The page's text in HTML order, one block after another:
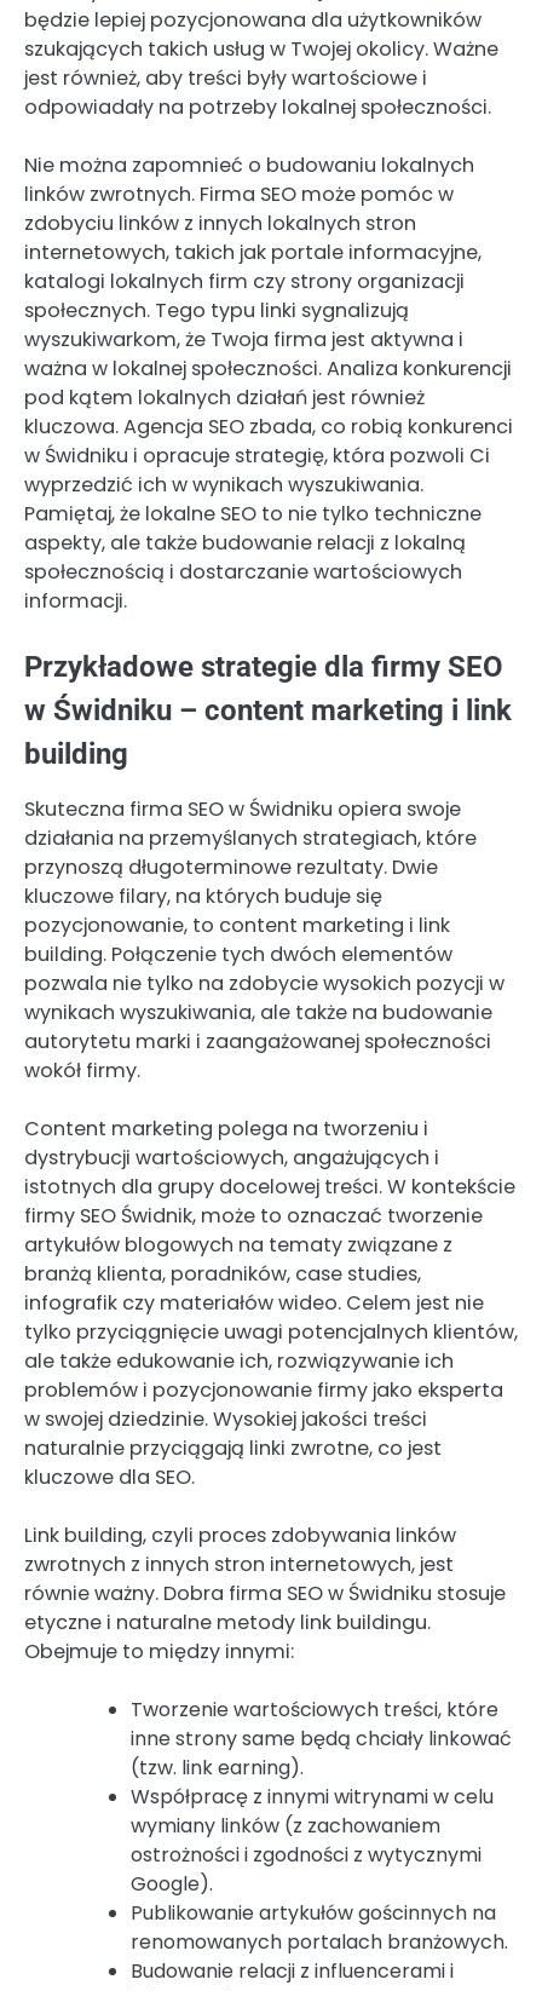
będzie lepiej pozycjonowana dla użytkowników
szukających takich usług w Twojej okolicy. Ważne
jest również, aby treści były wartościowe i
odpowiadały na potrzeby lokalnej społeczności.
Nie można zapomnieć o budowaniu lokalnych
linków zwrotnych. Firma SEO może pomóc w
zdobyciu linków z innych lokalnych stron
internetowych, takich jak portale informacyjne,
katalogi lokalnych firm czy strony organizacji
społecznych. Tego typu linki sygnalizują
wyszukiwarkom, że Twoja firma jest aktywna i
ważna w lokalnej społeczności. Analiza konkurencji
pod kątem lokalnych działań jest również
kluczowa. Agencja SEO zbada, co robią konkurenci
w Świdniku i opracuje strategię, która pozwoli Ci
wyprzedzić ich w wynikach wyszukiwania.
Pamiętaj, że lokalne SEO to nie tylko techniczne
aspekty, ale także budowanie relacji z lokalną
społecznością i dostarczanie wartościowych
informacji.
Przykładowe strategie dla firmy SEO
w Świdniku – content marketing i link
building
Skuteczna firma SEO w Świdniku opiera swoje
działania na przemyślanych strategiach, które
przynoszą długoterminowe rezultaty. Dwie
kluczowe filary, na których buduje się
pozycjonowanie, to content marketing i link
building. Połączenie tych dwóch elementów
pozwala nie tylko na zdobycie wysokich pozycji w
wynikach wyszukiwania, ale także na budowanie
autorytetu marki i zaangażowanej społeczności
wokół firmy.
Content marketing polega na tworzeniu i
dystrybucji wartościowych, angażujących i
istotnych dla grupy docelowej treści. W kontekście
firmy SEO Świdnik, może to oznaczać tworzenie
artykułów blogowych na tematy związane z
branżą klienta, poradników, case studies,
infografik czy materiałów wideo. Celem jest nie
tylko przyciągnięcie uwagi potencjalnych klientów,
ale także edukowanie ich, rozwiązywanie ich
problemów i pozycjonowanie firmy jako eksperta
w swojej dziedzinie. Wysokiej jakości treści
naturalnie przyciągają linki zwrotne, co jest
kluczowe dla SEO.
Link building, czyli proces zdobywania linków
zwrotnych z innych stron internetowych, jest
równie ważny. Dobra firma SEO w Świdniku stosuje
etyczne i naturalne metody link buildingu.
Obejmuje to między innymi:
Tworzenie wartościowych treści, które
inne strony same będą chciały linkować
(tzw. link earning).
Współpracę z innymi witrynami w celu
wymiany linków (z zachowaniem
ostrożności i zgodności z wytycznymi
Google).
Publikowanie artykułów gościnnych na
renomowanych portalach branżowych.
Budowanie relacji z influencerami i